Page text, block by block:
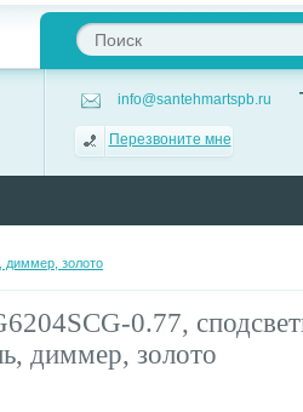
info@santehmartspb.ru
Перезвоните мне
диммер, золото
0.77,
диммер, золото